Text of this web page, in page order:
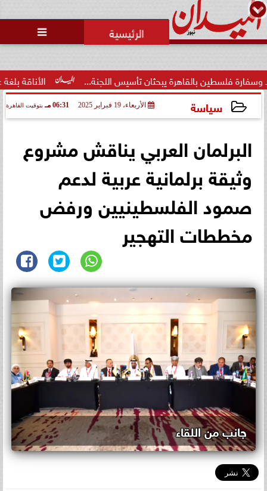

الأناقة بلغة بالقاهرة يبحثان تأسيس اللجنة...
سياسة الأربعاء، 19 فبراير 2025 06:31 مـ بتوقيت القاهرة
البرلمان العربي يناقش مشروع
وثيقة برلمانية عربية لدعم
صمود الفلسطينيين ورفض
مخططات التهجير
جانب من اللقاء